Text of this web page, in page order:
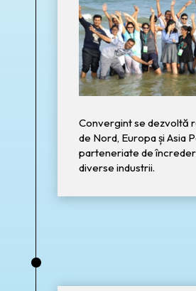
Convergint se dezvoltă
de Nord, Europa și Asia
parteneriate de
diverse industrii.
•